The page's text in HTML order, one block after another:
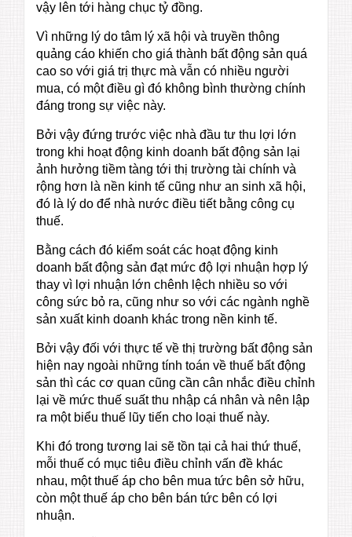
vậy lên tới hàng chục tỷ đồng.
Vì những lý do tâm lý xã hội và truyền thông
quảng cáo khiến cho giá thành bất động sản quá
cao so với giá trị thực mà vẫn có nhiều người
mua, có một điều gì đó không bình thường chính
đáng trong sự việc này.
Bởi vậy đứng trước việc nhà đầu tư thu lợi lớn
trong khi hoạt động kinh doanh bất động sản lại
ảnh hưởng tiềm tàng tới thị trường tài chính và
rộng hơn là nền kinh tế cũng như an sinh xã hội,
đó là lý do để nhà nước điều tiết bằng công cụ
thuế.
Bằng cách đó kiểm soát các hoạt động kinh
doanh bất động sản đạt mức độ lợi nhuận hợp lý
thay vì lợi nhuận lớn chênh lệch nhiều so với
công sức bỏ ra, cũng như so với các ngành nghề
sản xuất kinh doanh khác trong nền kinh tế.
Bởi vậy đối với thực tế về thị trường bất động sản
hiện nay ngoài những tính toán về thuế bất động
sản thì các cơ quan cũng cần cân nhắc điều chỉnh
lại về mức thuế suất thu nhập cá nhân và nên lập
ra một biểu thuế lũy tiến cho loại thuế này.
Khi đó trong tương lai sẽ tồn tại cả hai thứ thuế,
mỗi thuế có mục tiêu điều chỉnh vấn đề khác
nhau, một thuế áp cho bên mua tức bên sở hữu,
còn một thuế áp cho bên bán tức bên có lợi
nhuận.